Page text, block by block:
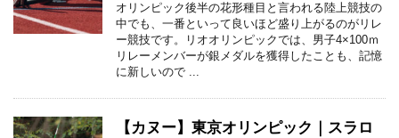
オリンピック後半の花形種目と言われる陸上競技の
中でも、一番といって良いほど盛り上がるのがリレ
ー競技です。リオオリンピックでは、男子4×100ｍ
リレーメンバーが銀メダルを獲得したことも、記憶
に新しいので ...
【カヌー】東京オリンピック｜スラロ